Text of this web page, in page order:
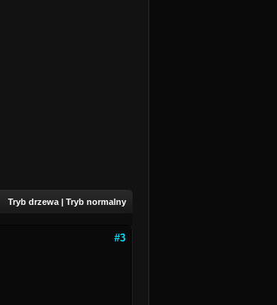
Tryb drzewa | Tryb normalny
#3